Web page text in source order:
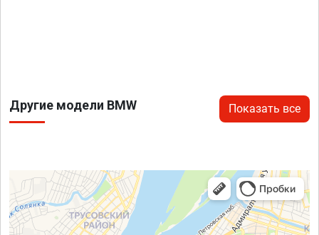
Другие модели BMW Показать все